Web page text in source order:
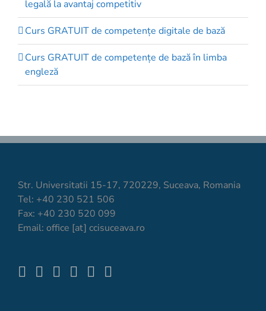
legală la avantaj competitiv
Curs GRATUIT de competenţe digitale de bază
Curs GRATUIT de competenţe de bază în limba
engleză
Str. Universitatii 15-17, 720229, Suceava, Romania
Tel: +40 230 521 506
Fax: +40 230 520 099
Email: office [at] ccisuceava.ro